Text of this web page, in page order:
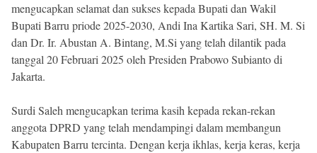
mengucapkan selamat dan sukses kepada Bupati dan Wakil
Bupati Barru priode 2025-2030, Andi Ina Kartika Sari, SH. M. Si
dan Dr. Ir. Abustan A. Bintang, M.Si yang telah dilantik pada
tanggal 20 Februari 2025 oleh Presiden Prabowo Subianto di
Jakarta.
Surdi Saleh mengucapkan terima kasih kepada rekan-rekan
anggota DPRD yang telah mendampingi dalam membangun
Kabupaten Barru tercinta. Dengan kerja ikhlas, kerja keras, kerja